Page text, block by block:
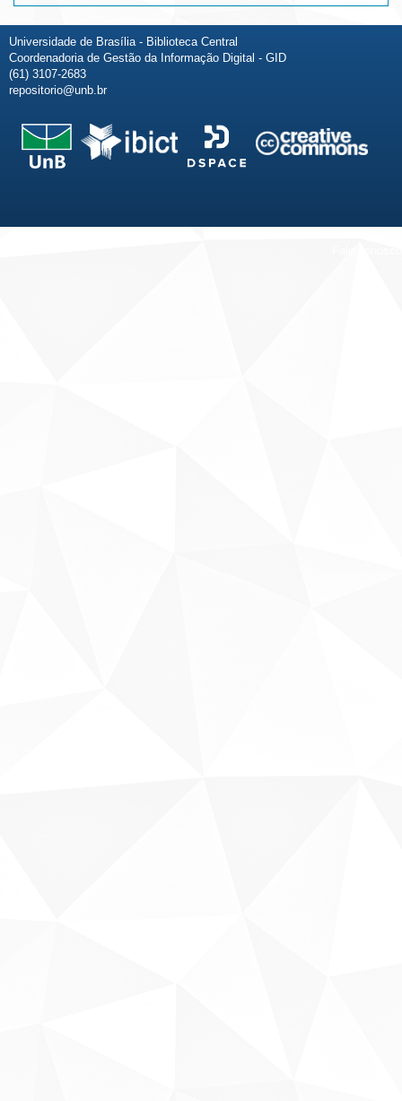
Universidade de Brasília - Biblioteca Central
Coordenadoria de Gestão da Informação Digital - GID
(61) 3107-2683
repositorio@unb.br